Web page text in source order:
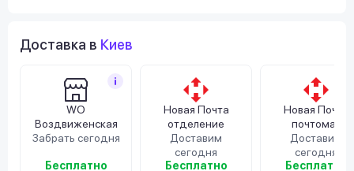
Доставка в Киев
WO
Воздвиженская
Забрать сегодня
Бесплатно
Новая Почта
отделение
Доставим
сегодня
Бесплатно
Новая Почта
почтомат
Доставим
сегодня
Бесплатно